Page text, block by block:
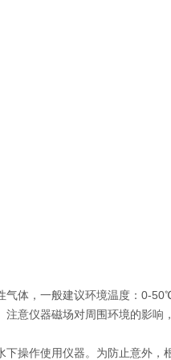
体，一般建议环境温度：0-
意仪器磁场对周围环境的影
操作使用仪器。为防止意外